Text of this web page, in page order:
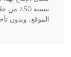
بنسبة
الموقع، وبدون